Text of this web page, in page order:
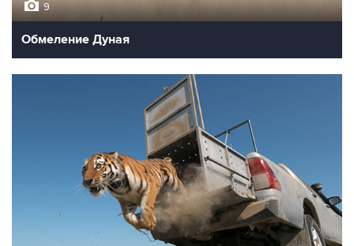
9
Обмеление Дуная